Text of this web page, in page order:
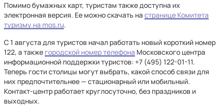
Помимо бумажных карт, туристам также доступна их
электронная версия. Ее можно скачать на странице Комитета
туризму на mos.ru.
С 1 августа для туристов начал работать новый короткий номер
122, а также городской номер телефона Московского центра
информационной поддержки туристов: +7 (495) 122-01-11.
Теперь гости столицы могут выбрать, какой способ связи для
них предпочтительнее — стационарный или мобильный.
Контакт-центр работает круглосуточно, без праздников и
выходных.